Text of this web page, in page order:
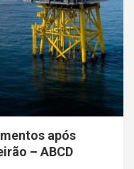
após
– ABCD